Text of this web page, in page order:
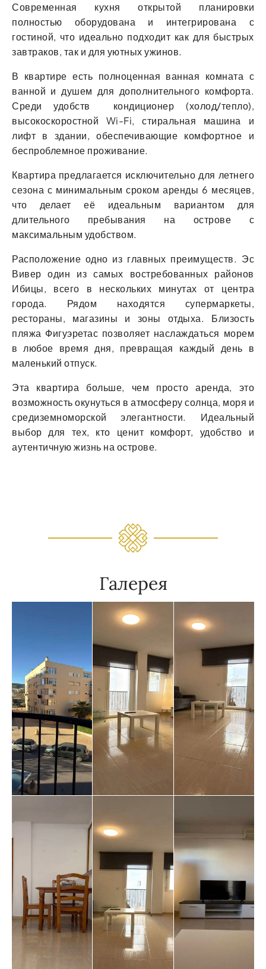
Современная кухня открытой планировки
полностью оборудована и интегрирована с
гостиной, что идеально подходит как для быстрых
завтраков, так и для уютных ужинов.
В квартире есть полноценная ванная комната с
ванной и душем для дополнительного комфорта.
Среди удобств кондиционер (холод/тепло),
высокоскоростной Wi-Fi, стиральная машина и
лифт в здании, обеспечивающие комфортное и
беспроблемное проживание.
Квартира предлагается исключительно для летнего
сезона с минимальным сроком аренды 6 месяцев,
что делает её идеальным вариантом для
длительного пребывания на острове с
максимальным удобством.
Расположение одно из главных преимуществ. Эс
Вивер один из самых востребованных районов
Ибицы, всего в нескольких минутах от центра
города. Рядом находятся супермаркеты,
рестораны, магазины и зоны отдыха. Близость
пляжа Фигуэретас позволяет наслаждаться морем
в любое время дня, превращая каждый день в
маленький отпуск.
Эта квартира больше, чем просто аренда, это
возможность окунуться в атмосферу солнца, моря и
средиземноморской элегантности. Идеальный
выбор для тех, кто ценит комфорт, удобство и
аутентичную жизнь на острове.
Галерея